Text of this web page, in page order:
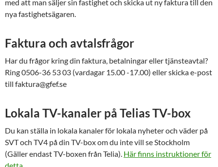
med att man säljer sin fastighet och skicka ut ny faktura till den
nya fastighetsägaren.
Faktura och avtalsfrågor
Har du frågor kring din faktura, betalningar eller tjänsteavtal?
Ring 0506-36 53 03 (vardagar 15.00 -17.00) eller skicka e-post
till faktura@gfef.se
Lokala TV-kanaler på Telias TV-box
Du kan ställa in lokala kanaler för lokala nyheter och väder på
SVT och TV4 på din TV-box om du inte vill se Stockholm
(Gäller endast TV-boxen från Telia). Här finns instruktioner för